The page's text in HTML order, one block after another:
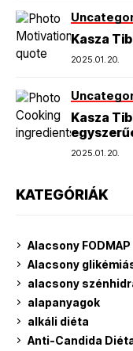
Kasza
2025.01.20.
Kasza
2025.01.20.
KATEGÓRIÁK
Alacsony
Alacsony
alacsony
alapanyagok
alkáli diéta
Anti-Candida